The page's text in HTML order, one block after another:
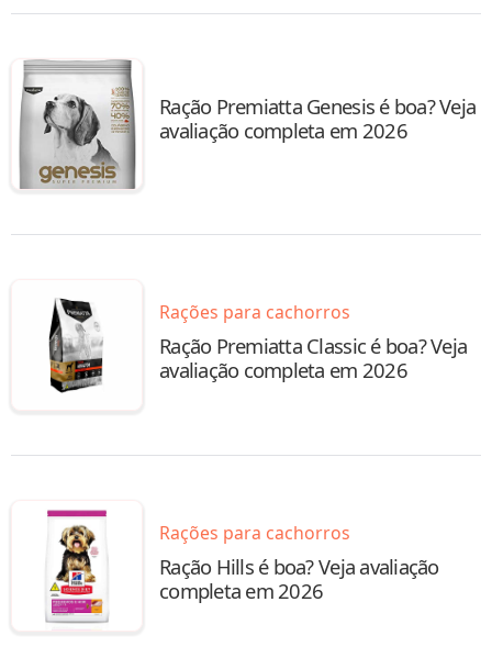
Ração Premiatta Genesis é boa? Veja
avaliação completa em 2026
Rações para cachorros
Ração Premiatta Classic é boa? Veja
avaliação completa em 2026
Rações para cachorros
Ração Hills é boa? Veja avaliação
completa em 2026